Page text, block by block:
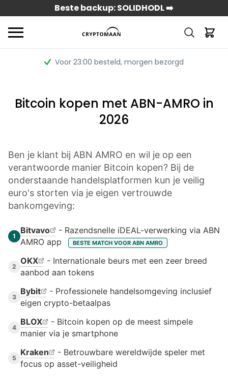
Beste backup: SOLIDHODL ➡️
Voor 23:00 besteld, morgen bezorgd
Bitcoin kopen met ABN-AMRO in
2026
Ben je klant bij ABN AMRO en wil je op een
verantwoorde manier Bitcoin kopen? Bij de
onderstaande handelsplatformen kun je veilig
euro's storten via je eigen vertrouwde
bankomgeving:
1
Bitvavo
- Razendsnelle iDEAL-verwerking via ABN
AMRO app
BESTE MATCH VOOR ABN AMRO
2
OKX
- Internationale beurs met een zeer breed
aanbod aan tokens
3
Bybit
- Professionele handelsomgeving inclusief
eigen crypto-betaalpas
4
BLOX
- Bitcoin kopen op de meest simpele
manier via je smartphone
5
Kraken
- Betrouwbare wereldwijde speler met
focus op asset-veiligheid